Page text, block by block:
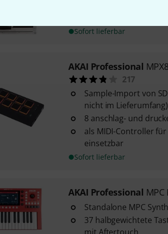
16GB RAM und
Sofort lieferbar
AKAI Professional MPX8
217
Sample-Import von
nicht im Lieferumfang)
8 anschlag- und
als MIDI-Controller
einsetzbar
Sofort lieferbar
AKAI Professional
Standalone MPC
37 halbgewichtete